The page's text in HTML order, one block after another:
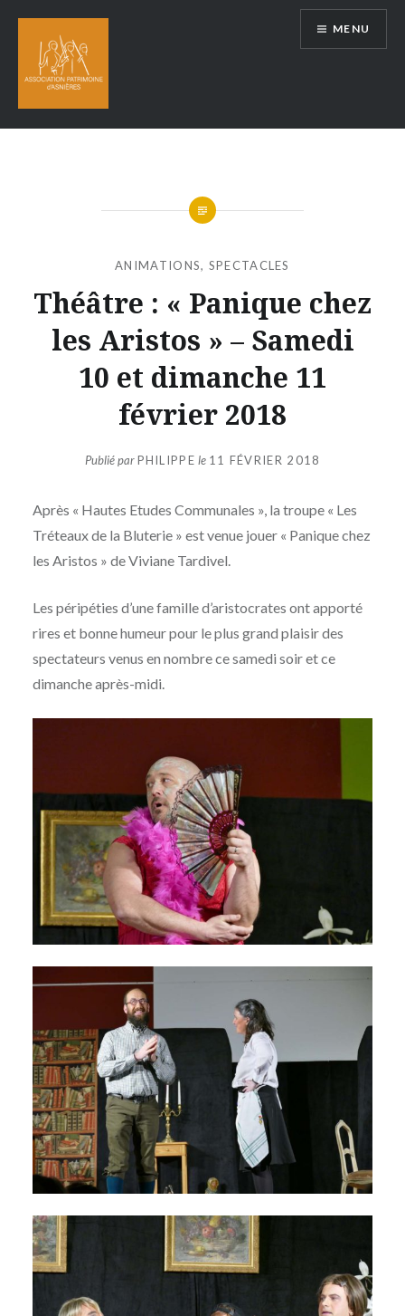
contenu
MENU
ANIMATIONS, SPECTACLES
Théâtre : « Panique chez
les Aristos » – Samedi
10 et dimanche 11
février 2018
Publié parPHILIPPE le 11 FÉVRIER 2018
Après « Hautes Etudes Communales », la troupe « Les
Tréteaux de la Bluterie » est venue jouer « Panique chez
les Aristos » de Viviane Tardivel.
Les péripéties d’une famille d’aristocrates ont apporté
rires et bonne humeur pour le plus grand plaisir des
spectateurs venus en nombre ce samedi soir et ce
dimanche après-midi.